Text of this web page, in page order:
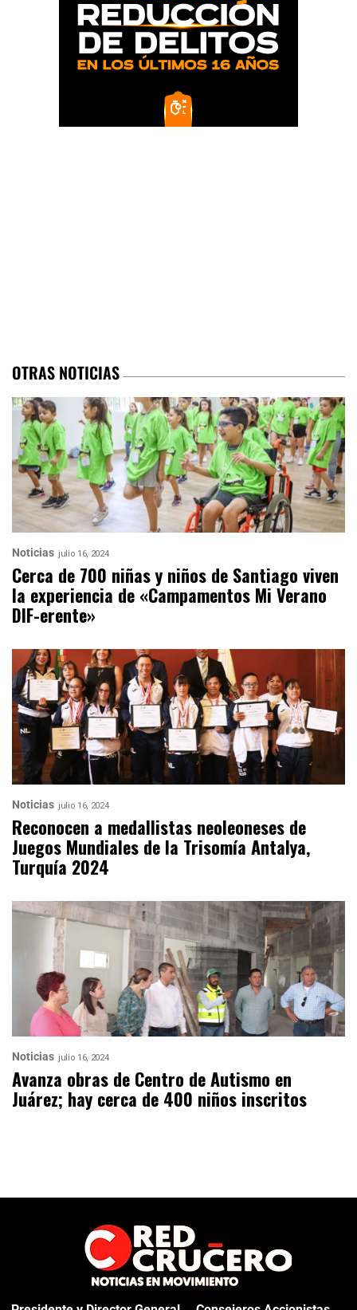
OTRAS NOTICIAS
Noticias julio 16, 2024
Cerca de 700 niñas y niños de Santiago viven
la experiencia de «Campamentos Mi Verano
DIF-erente»
Noticias julio 16, 2024
Reconocen a medallistas neoleoneses de
Juegos Mundiales de la Trisomía Antalya,
Turquía 2024
Noticias julio 16, 2024
Avanza obras de Centro de Autismo en
Juárez; hay cerca de 400 niños inscritos